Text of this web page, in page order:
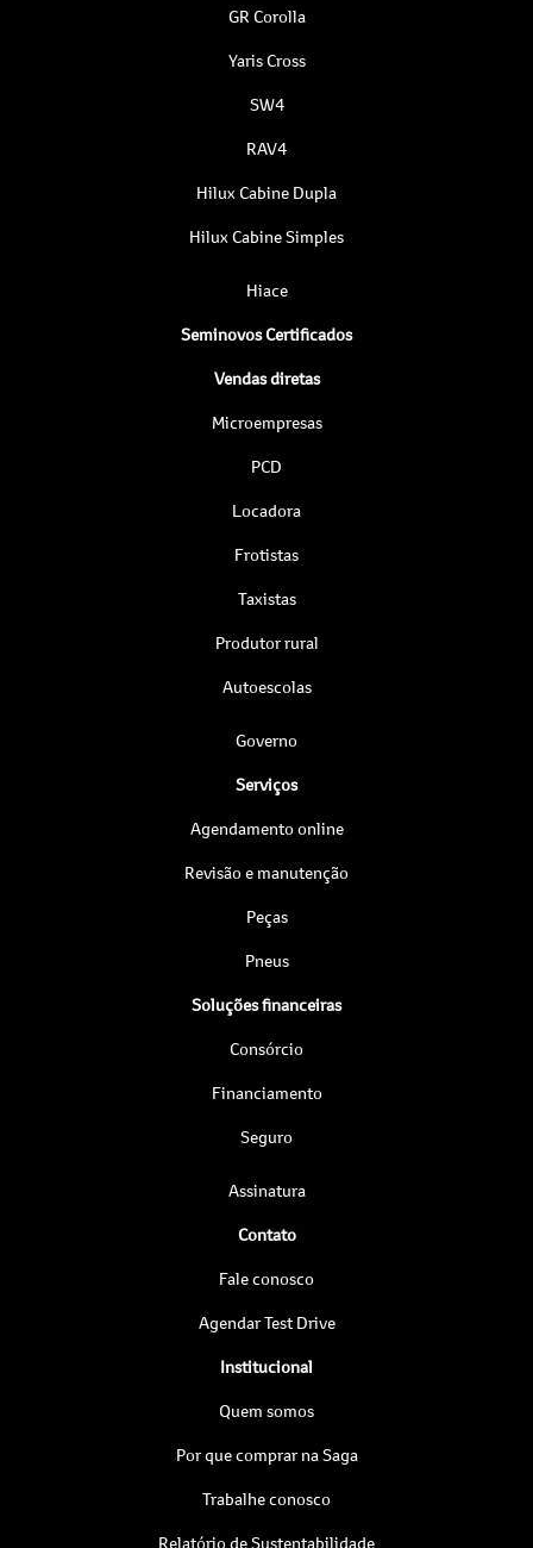
GR Corolla
Yaris Cross
SW4
RAV4
Hilux Cabine Dupla
Hilux Cabine Simples
Hiace
Seminovos Certificados
Vendas diretas
Microempresas
PCD
Locadora
Frotistas
Taxistas
Produtor rural
Autoescolas
Governo
Serviços
Agendamento online
Revisão e manutenção
Peças
Pneus
Soluções financeiras
Consórcio
Financiamento
Seguro
Assinatura
Contato
Fale conosco
Agendar Test Drive
Institucional
Quem somos
Por que comprar na Saga
Trabalhe conosco
Relatório de Sustentabilidade